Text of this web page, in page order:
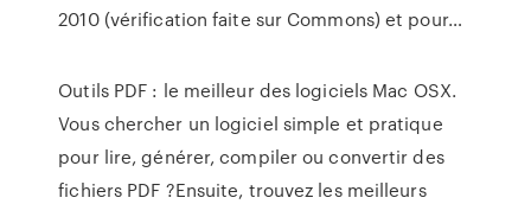
2010 (vérification faite sur Commons) et pour…
Outils PDF : le meilleur des logiciels Mac OSX.
Vous chercher un logiciel simple et pratique
pour lire, générer, compiler ou convertir des
fichiers PDF ?Ensuite, trouvez les meilleurs